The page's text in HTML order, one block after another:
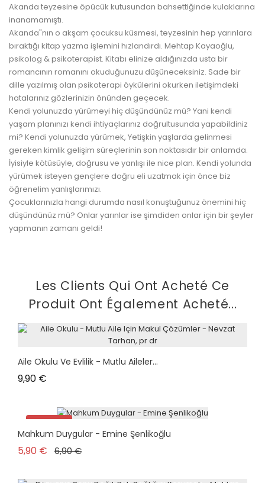
Akanda teyzesine öpücük kutusundan bahsettiğinde kulaklarına
inanamamıştı.
Akanda"nın o akşam çocuksu küsmesi, teyzesinin hep yarınlara
bıraktığı kitap yazma işlemini hızlandırdı. Mehtap Kayaoğlu,
psikolog & psikoterapist. Kitabı elinize aldığınızda usta bir
romancının romanını okuduğunuzu düşüneceksiniz. Sade bir
dille yazılmış olan psikoterapi öykülerini okurken iletişimdeki
hatalarınız gözlerinizin önünden geçecek.
Kendi yolunuzda yürümeyi hiç düşündünüz mü? Yani kendi
yaşam planınızı kendi ihtiyaçlarınız doğrultusunda yapabildiniz
mi? Kendi yolunuzda yürümek, Yetişkin yaşlarda gelinmesi
gereken kimlik gelişim süreçlerinin son noktasıdır bir anlamda.
İyisiyle kötüsüyle, doğrusu ve yanlışı ile nice plan. Kendi yolunda
yürümek isteyen gençlere doğru eli uzatmak için önce biz
öğrenelim yanlışlarımızı.
Çocuklarınızla hangi durumda nasıl konuştuğunuz önemini hiç
düşündünüz mü? Onlar yarınlar ise şimdiden onlar için bir şeyler
yapmanın zamanı geldi!
Les Clients Qui Ont Acheté Ce
Produit Ont Également Acheté...
Aile Okulu Ve Evlilik - Mutlu Aileler...
9,90 €
Promo !
plus en stock
Mahkum Duygular - Emine Şenlikoğlu
5,90 € Prix de base
6,90 €Prix